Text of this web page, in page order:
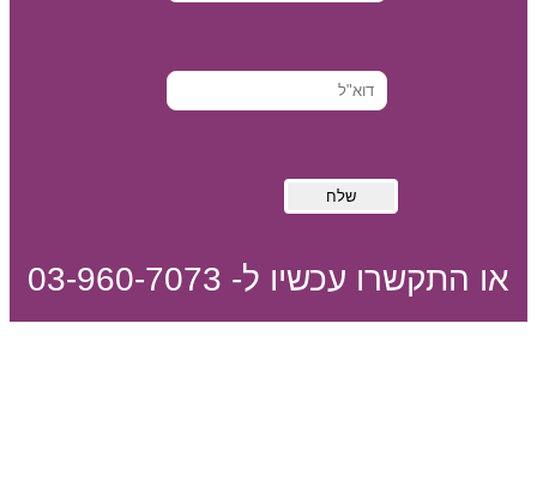
או התקשרו עכשיו ל- 03-960-7073